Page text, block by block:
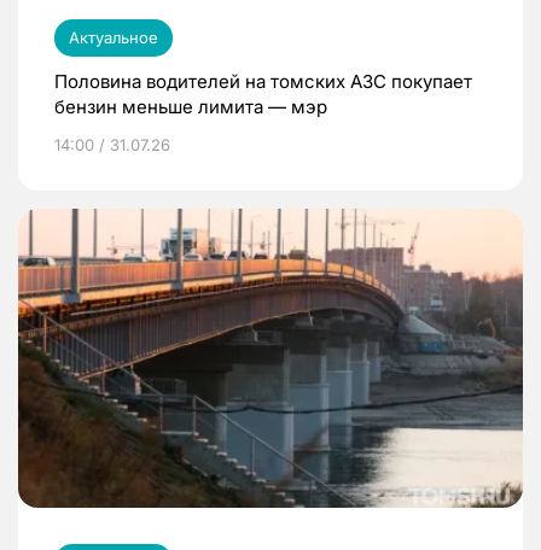
Актуальное
Половина водителей на томских АЗС покупает
бензин меньше лимита — мэр
14:00 / 31.07.26